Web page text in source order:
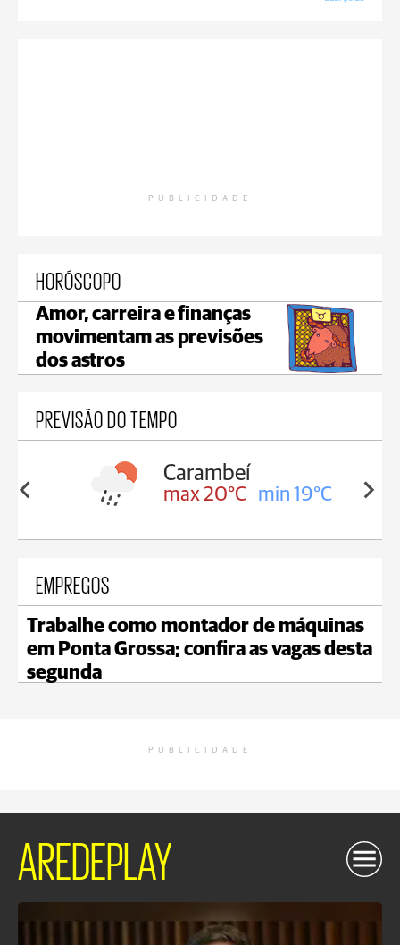
PUBLICIDADE
HORÓSCOPO
Amor, carreira e finanças
movimentam as previsões
dos astros
PREVISÃO DO TEMPO
19°C
Carambeí
max 20°C min 19°C
EMPREGOS
Trabalhe como montador de máquinas
em Ponta Grossa; confira as vagas desta
segunda
PUBLICIDADE
AREDEPLAY